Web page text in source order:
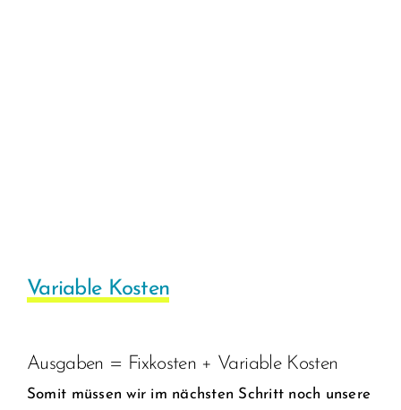
Variable Kosten
Ausgaben = Fixkosten + Variable Kosten
Somit müssen wir im nächsten Schritt noch unsere